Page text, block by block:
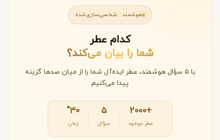
هوشمند · شخصی‌سازی‌شده
کدام عطر
شما را بیان می‌کند؟
با ۵ سؤال هوشمند، عطر ایده‌آل شما را از میان صدها گزینه
پیدا می‌کنیم
+2000
عطر موجود
۵
سؤال
۳۰"
زمان